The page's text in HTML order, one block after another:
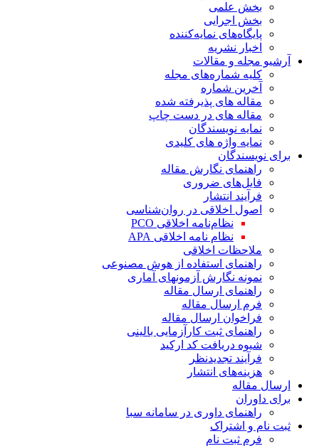
بخش علمی
بخش اجرایی
‌پایگاه‌های نمایه‌کننده
اخبار نشریه
آرشیو مجله و مقالات
کلیه شماره‌های مجله
آخرین شماره
مقاله های پذیرفته شده
مقاله های در دست چاپ
نمایه نویسندگان
نمایه واژه های کلیدی
برای نویسندگان
راهنمای نگارش مقاله
فایل‌های ضروری
فرآیند انتشار
اصول اخلاقی در روان‌شناسی
نظام‌نامه اخلاقی PCO
نظام نامه اخلاقی APA
ملاحظات اخلاقی
راهنمای استفاده از هوش مصنوعی
نمونه نگارش آزمونهای آماری
راهنمای ارسال مقاله
فرم ارسال مقاله
فراخوان ارسال مقاله
راهنمای ثبت کارآزمایی بالینی
شیوه دریافت کد ارکید
فرآیند تجدیدنظر
هزینه‌های انتشار
ارسال مقاله
برای داوران
راهنمای داوری در سامانه سبا
ثبت نام و اشتراک
فرم ثبت نام